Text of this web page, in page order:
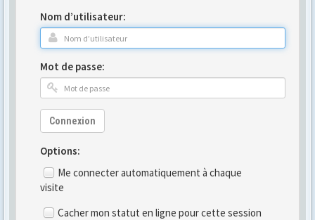
Nom d’utilisateur:
Mot de passe:
Connexion
Options:
Me connecter automatiquement à chaque
visite
Cacher mon statut en ligne pour cette session